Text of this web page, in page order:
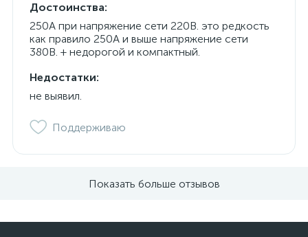
Достоинства:
250А при напряжение сети 220В. это редкость
как правило 250А и выше напряжение сети
380В. + недорогой и компактный.
Недостатки:
не выявил.
Поддерживаю
Показать больше отзывов